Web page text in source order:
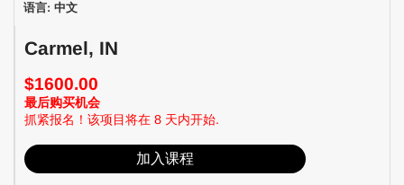
语言: 中文
Carmel, IN
$1600.00
最后购买机会
抓紧报名！该项目将在 8 天内开始.
加入课程